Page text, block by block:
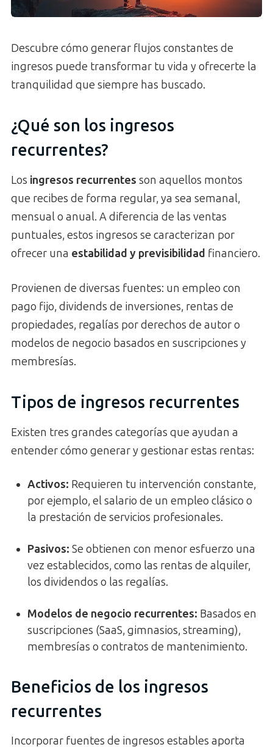
Descubre cómo generar flujos constantes de
ingresos puede transformar tu vida y ofrecerte la
tranquilidad que siempre has buscado.
¿Qué son los ingresos
recurrentes?
Los ingresos recurrentes son aquellos montos
que recibes de forma regular, ya sea semanal,
mensual o anual. A diferencia de las ventas
puntuales, estos ingresos se caracterizan por
ofrecer una estabilidad y previsibilidad financiero.
Provienen de diversas fuentes: un empleo con
pago fijo, dividends de inversiones, rentas de
propiedades, regalías por derechos de autor o
modelos de negocio basados en suscripciones y
membresías.
Tipos de ingresos recurrentes
Existen tres grandes categorías que ayudan a
entender cómo generar y gestionar estas rentas:
Activos: Requieren tu intervención constante,
por ejemplo, el salario de un empleo clásico o
la prestación de servicios profesionales.
Pasivos: Se obtienen con menor esfuerzo una
vez establecidos, como las rentas de alquiler,
los dividendos o las regalías.
Modelos de negocio recurrentes: Basados en
suscripciones (SaaS, gimnasios, streaming),
membresías o contratos de mantenimiento.
Beneficios de los ingresos
recurrentes
Incorporar fuentes de ingresos estables aporta